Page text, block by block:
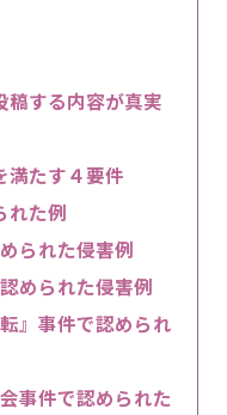
稿する内容が真実
満たす４要件
れた例
られた侵害例
められた侵害例
』事件で認められ
事件で認められた